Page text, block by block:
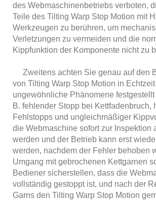
des Webmaschinenbetriebs verboten,
Teile des Tilting Warp Stop Motion mit
Werkzeugen zu berühren, um
Verletzungen zu vermeiden und die
Kippfunktion der Komponente nicht zu
Zweitens achten Sie genau auf den
von Tilting Warp Stop Motion in
ungewöhnliche Phänomene
B. fehlender Stopp bei Kettfadenbruch,
Fehlstopps und ungleichmäßiger
die Webmaschine sofort zur Inspektion
werden und der Betrieb kann erst
werden, nachdem der Fehler behoben
Umgang mit gebrochenen Kettgarnen
Bediener sicherstellen, dass die
vollständig gestoppt ist, und nach der
Garns den Tilting Warp Stop Motion